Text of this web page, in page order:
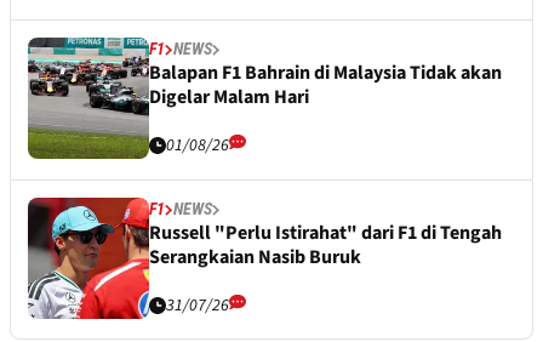
F1 NEWS
Balapan F1 Bahrain di Malaysia Tidak akan
Digelar Malam Hari
01/08/26
F1 NEWS
Russell "Perlu Istirahat" dari F1 di Tengah
Serangkaian Nasib Buruk
31/07/26